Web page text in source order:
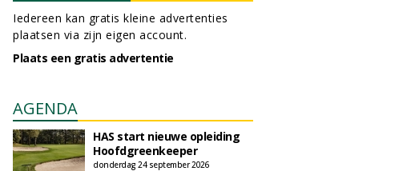
Iedereen kan gratis kleine advertenties
plaatsen via zijn eigen account.
Plaats een gratis advertentie
AGENDA
HAS start nieuwe opleiding
Hoofdgreenkeeper
donderdag 24 september 2026